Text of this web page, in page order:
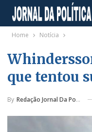
Home Notícia
que tentou
By Redação Jornal Da Política